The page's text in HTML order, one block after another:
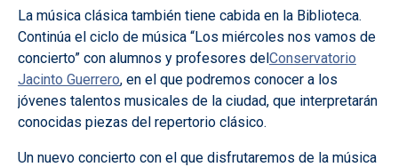
La música clásica también tiene cabida en la Biblioteca.
Continúa el ciclo de música “Los miércoles nos vamos de
concierto” con alumnos y profesores delConservatorio
Jacinto Guerrero, en el que podremos conocer a los
jóvenes talentos musicales de la ciudad, que interpretarán
conocidas piezas del repertorio clásico.
Un nuevo concierto con el que disfrutaremos de la música